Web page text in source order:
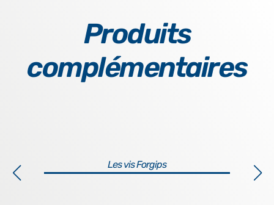
Produits
complémentaires
Les vis Forgips